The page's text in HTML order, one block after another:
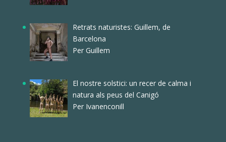
Retrats naturistes: Guillem, de
Barcelona
Per Guillem
El nostre solstici: un recer de calma i
natura als peus del Canigó
Per Ivanenconill